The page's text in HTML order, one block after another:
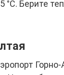
°C. Берите